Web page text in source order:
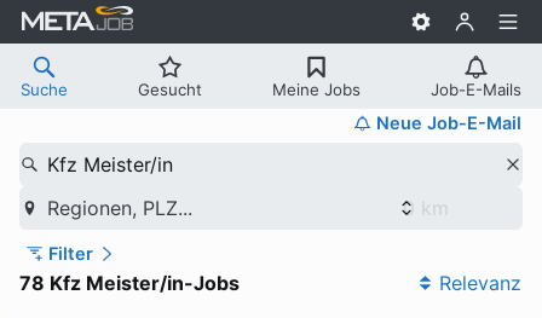
Suche Gesucht Meine Jobs Job-E-Mails
Neue Job-E-Mail
Kfz Meister/in
Regionen, PLZ...
Filter
78 Kfz Meister/in-Jobs Relevanz